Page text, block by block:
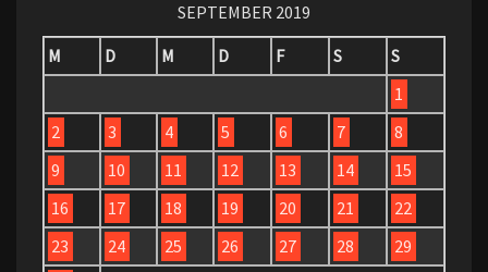
SEPTEMBER 2019
M
D M D F S
S
1
2
3 4 5 6 7
8
9
10 11 12 13 14
15
16
17 18 19 20 21
22
23
24 25 26 27 28
29